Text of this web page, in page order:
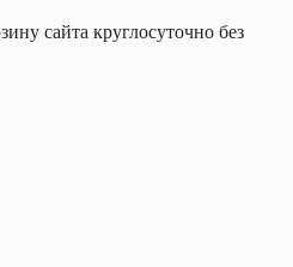
сайта круглосуточно без